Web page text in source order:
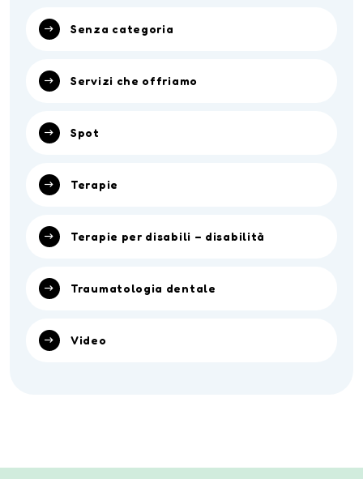
Senza categoria
Servizi che offriamo
Spot
Terapie
Terapie per disabili – disabilità
Traumatologia dentale
Video